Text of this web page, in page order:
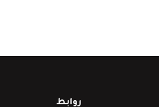
روابط